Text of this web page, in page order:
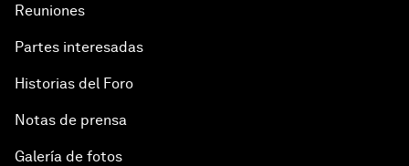
Reuniones
Partes interesadas
Historias del Foro
Notas de prensa
Galería de fotos